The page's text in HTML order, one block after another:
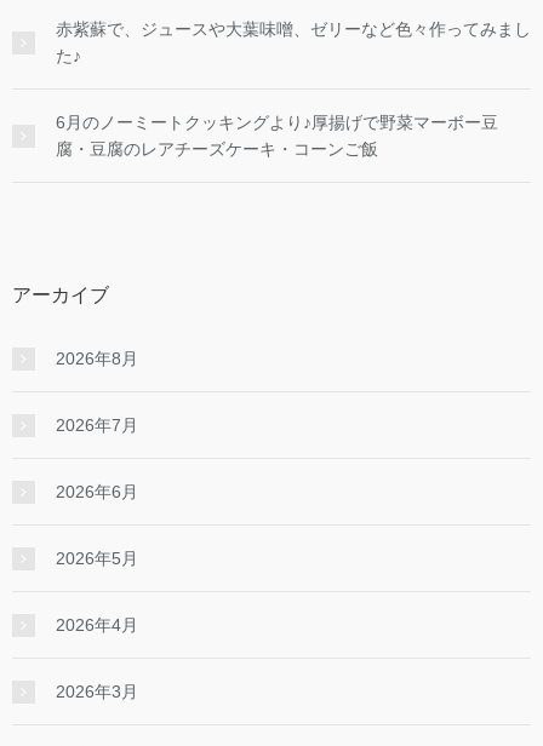
赤紫蘇で、ジュースや大葉味噌、ゼリーなど色々作ってみまし
た♪
6月のノーミートクッキングより♪厚揚げで野菜マーボー豆
腐・豆腐のレアチーズケーキ・コーンご飯
アーカイブ
2026年8月
2026年7月
2026年6月
2026年5月
2026年4月
2026年3月